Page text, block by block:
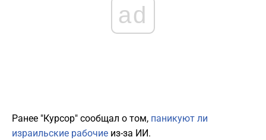
ad
Ранее "Курсор" сообщал о том, паникуют ли
израильские рабочие из-за ИИ.